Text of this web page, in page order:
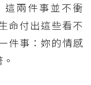
兩件事並不衝
命付出這些看不
件事：妳的情感